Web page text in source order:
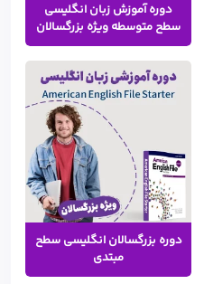
دوره آموزش زبان انگلیسی
سطح متوسطه ویژه بزرگسالان
دوره بزرگسالان انگلیسی سطح
مبتدی